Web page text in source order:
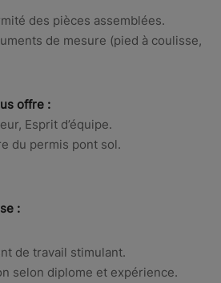
des pièces assemblées.
de mesure (pied à coulisse,
offre :
Esprit d’équipe.
du permis pont sol.
:
de travail stimulant.
selon diplome et expérience.